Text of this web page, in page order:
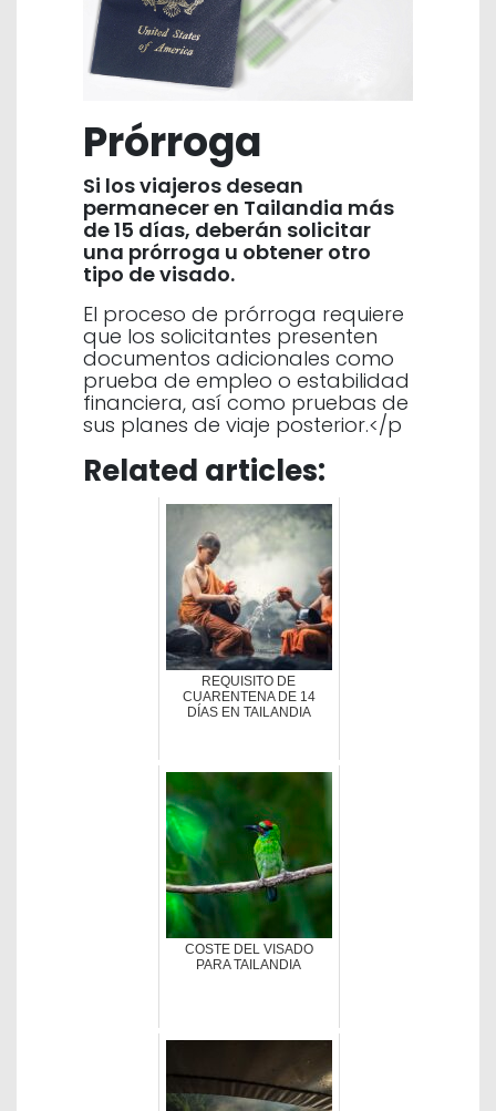
Prórroga
Si los viajeros desean
permanecer en Tailandia más
de 15 días, deberán solicitar
una prórroga u obtener otro
tipo de visado.
El proceso de prórroga requiere
que los solicitantes presenten
documentos adicionales como
prueba de empleo o estabilidad
financiera, así como pruebas de
sus planes de viaje posterior.</p
Related articles:
REQUISITO DE
CUARENTENA DE 14
DÍAS EN TAILANDIA
COSTE DEL VISADO
PARA TAILANDIA